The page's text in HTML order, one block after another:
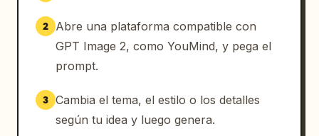
infantil brillante, etc.
[Instrucciones de diferenciación]
[Tono del dibujo]
Arte lineal suave, coloreado plano de anime,
2
Abre una plataforma compatible con
GPT Image 2, como YouMind, y pega el
prompt.
3 Cambia el tema, el estilo o los detalles
según tu idea y luego genera.